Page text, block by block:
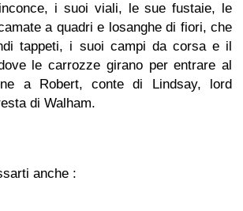
i suoi viali, le sue fustaie, le
a quadri e losanghe di fiori, che
tappeti, i suoi campi da corsa e il
le carrozze girano per entrare al
a Robert, conte di Lindsay, lord
di Walham.
anche :